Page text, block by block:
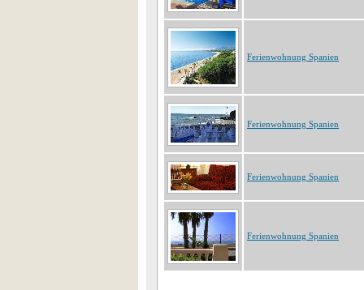
Ferienwohnung Spanien
Ferienwohnung Spanien
Ferienwohnung Spanien
Ferienwohnung Spanien